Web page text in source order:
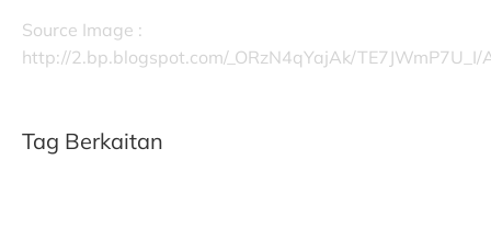
Source Image :
http://2.bp.blogspot.com/_ORzN4qYajAk/
Tag Berkaitan